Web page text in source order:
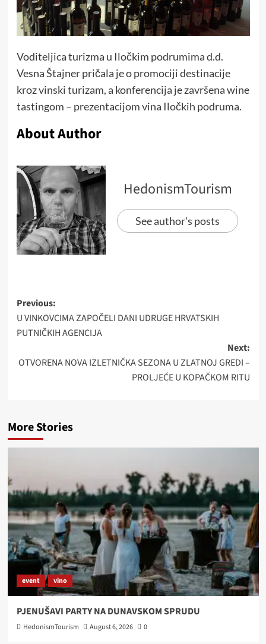
Voditeljica turizma u Iločkim podrumima d.d.
Vesna Štajner pričala je o promociji destinacije
kroz vinski turizam, a konferencija je završena wine
tastingom – prezentacijom vina Iločkih podruma.
About Author
HedonismTourism
See author's posts
Post
navigation
Previous:
U VINKOVCIMA ZAPOČELI DANI UDRUGE HRVATSKIH
PUTNIČKIH AGENCIJA
Next:
OTVORENA NOVA IZLETNIČKA SEZONA U ZLATNOJ GREDI –
PROLJEĆE U KOPAČKOM RITU
More Stories
event vino
PJENUŠAVI PARTY NA DUNAVSKOM SPRUDU
HedonismTourism August 6, 2026 0